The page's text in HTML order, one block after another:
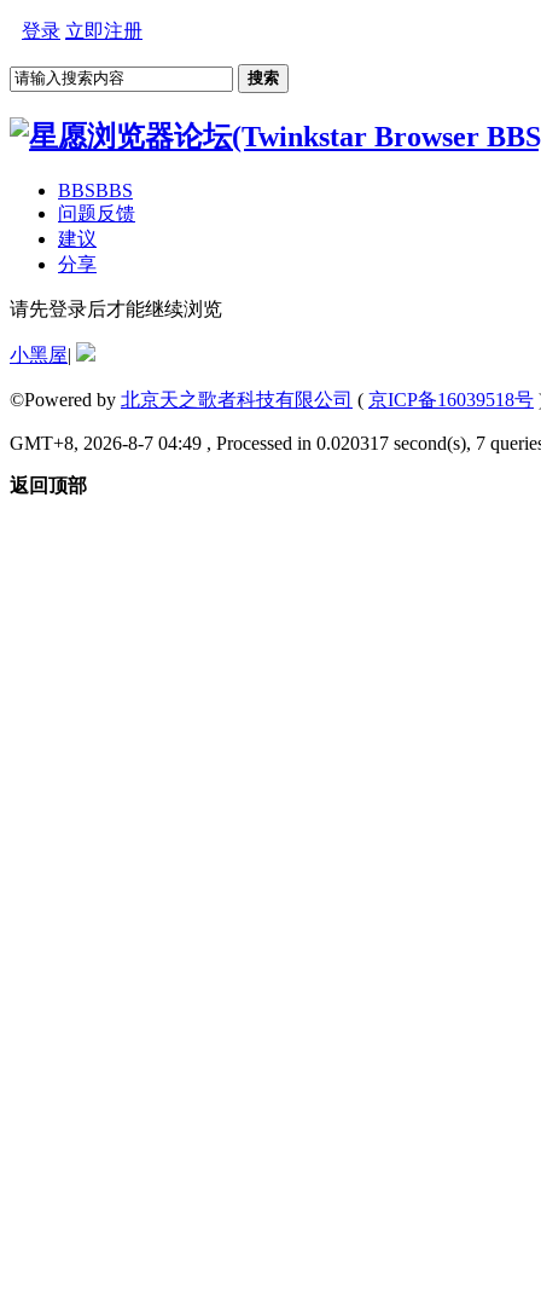
登录 立即注册
搜索
BBSBBS
问题反馈
建议
分享
请先登录后才能继续浏览
小黑屋|
©Powered by 北京天之歌者科技有限公司 ( 京ICP备16039518号
GMT+8, 2026-8-7 04:49 , Processed in 0.020317 second(s), 7
返回顶部